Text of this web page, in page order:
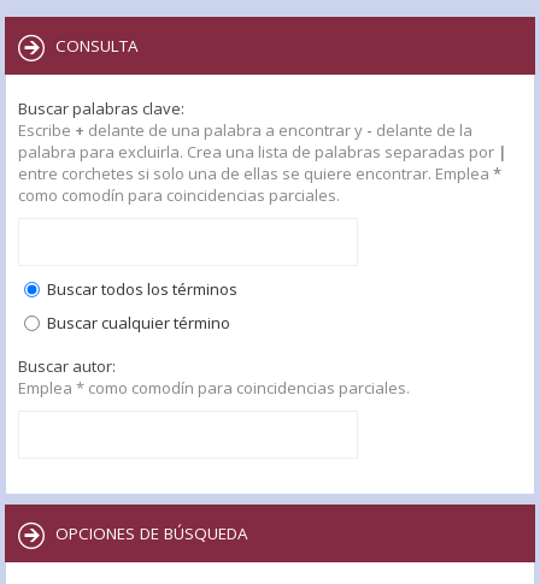
CONSULTA
Buscar palabras clave:
Escribe + delante de una palabra a encontrar y - delante de la
palabra para excluirla. Crea una lista de palabras separadas por |
entre corchetes si solo una de ellas se quiere encontrar. Emplea *
como comodín para coincidencias parciales.
Buscar todos los términos
Buscar cualquier término
Buscar autor:
Emplea * como comodín para coincidencias parciales.
OPCIONES DE BÚSQUEDA